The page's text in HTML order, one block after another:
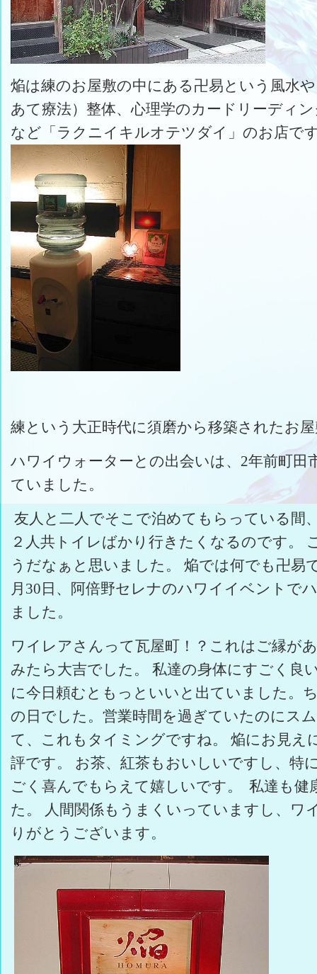
焔は練のお屋敷の中にある卍易という風水
あて療法）整体、心理学のカードリーディ
など「ラクニイキルオテツダイ」のお店
練という大正時代に須磨から移築されたお
ハワイウォーターとの出会いは、2年前町田
ていました。
友人と二人でそこで泊めてもらっている間
２人共トイレばかり行きたくなるのです。
うだなぁと思いました。 焔では何でも卍易
月30日、阿倍野セレナのハワイイベントで
ました。
ワイレアさんって瓦屋町！？これはご縁が
みたら大吉でした。 私達の身体にすごく良
に今日頼むともっといいと出ていました。
の日でした。営業時間を過ぎていたのにス
て、これもタイミングですね。 焔にお見え
評です。 お茶、紅茶もおいしいですし、特
ごく喜んでもらえて嬉しいです。 私達も健
た。 人間関係もうまくいっていますし、ワ
りがとうございます。